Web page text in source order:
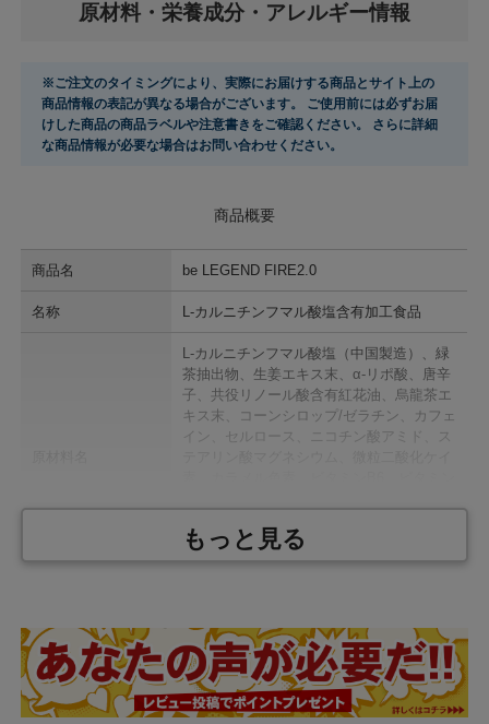
原材料・栄養成分・アレルギー情報
※ご注文のタイミングにより、実際にお届けする商品とサイト上の
商品情報の表記が異なる場合がございます。 ご使用前には必ずお届
けした商品の商品ラベルや注意書きをご確認ください。 さらに詳細
な商品情報が必要な場合はお問い合わせください。
商品概要
商品名 be LEGEND FIRE2.0
名称 L-カルニチンフマル酸塩含有加工食品
L-カルニチンフマル酸塩（中国製造）、緑
茶抽出物、生姜エキス末、α-リポ酸、唐辛
子、共役リノール酸含有紅花油、烏龍茶エ
キス末、コーンシロップ/ゼラチン、カフェ
イン、セルロース、ニコチン酸アミド、ス
ム、環状オリゴ糖、酸化防止剤（トコフェ
ロール）
製 造 日本
栄養成分表示 1食（2.94g）あたり
もっと見る